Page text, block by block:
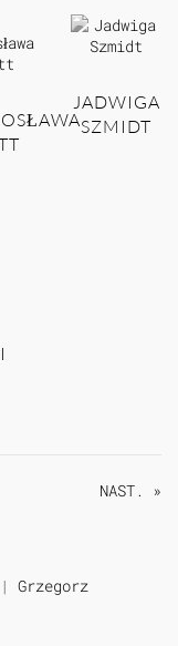
JADWIGA
SZMIDT
NAST. »
| Grzegorz